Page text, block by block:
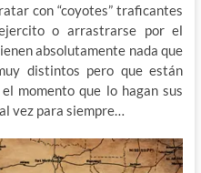
con “coyotes” traficantes
o arrastrarse por el
absolutamente nada que
distintos pero que están
momento que lo hagan sus
vez para siempre…